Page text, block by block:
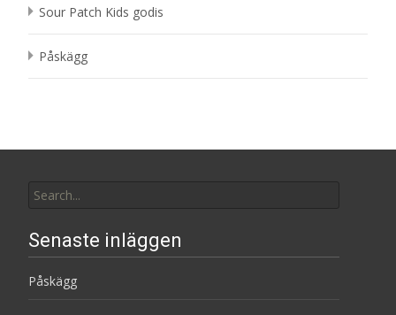
Sour Patch Kids godis
Påskägg
for:
Senaste inläggen
Påskägg